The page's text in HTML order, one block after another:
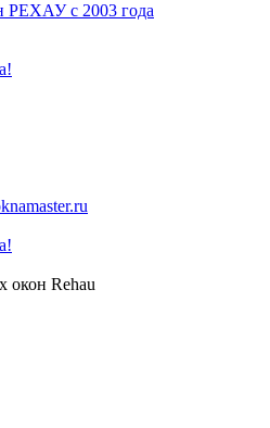
РЕХАУ с 2003 года
окон Rehau